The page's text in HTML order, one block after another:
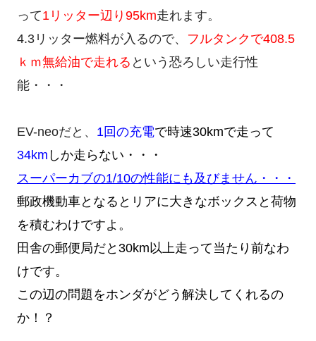
って1リッター辺り95km走れます。
4.3リッター燃料が入るので、 フルタンクで408.5
ｋｍ無給油で走れる という恐ろしい走行性
能・・・
EV-neoだと、 1回の充電で時速30kmで走って
34km しか走らない・・・
スーパーカブの1/10の性能にも及びません・・・
郵政機動車となるとリアに大きなボックスと荷物
を積むわけですよ。
田舎の郵便局だと30km以上走って当たり前なわ
けです。
この辺の問題をホンダがどう解決してくれるの
か！？